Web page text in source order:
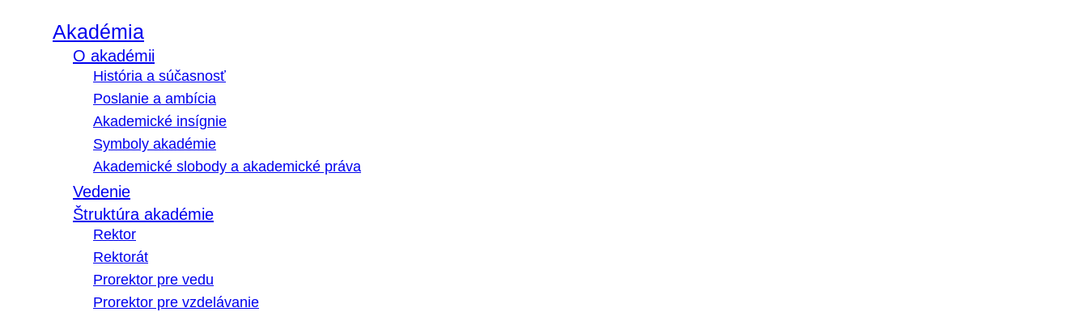
Akadémia
O akadémii
História a súčasnosť
Poslanie a ambícia
Akademické insígnie
Symboly akadémie
Akademické slobody a akademické práva
Vedenie
Štruktúra akadémie
Rektor
Rektorát
Prorektor pre vedu
Prorektor pre vzdelávanie